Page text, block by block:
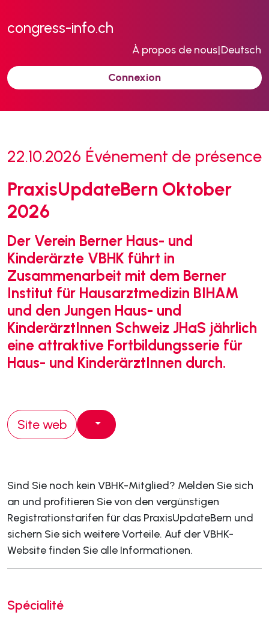
congress-info.ch
À propos de nous|Deutsch
Connexion
22.10.2026 Événement de présence
PraxisUpdateBern Oktober
2026
Der Verein Berner Haus- und
Kinderärzte VBHK führt in
Zusammenarbeit mit dem Berner
Institut für Hausarztmedizin BIHAM
und den Jungen Haus- und
KinderärztInnen Schweiz JHaS jährlich
eine attraktive Fortbildungsserie für
Haus- und KinderärztInnen durch.
Site web
Sind Sie noch kein VBHK-Mitglied? Melden Sie sich
an und profitieren Sie von den vergünstigen
Registrationstarifen für das PraxisUpdateBern und
sichern Sie sich weitere Vorteile. Auf der VBHK-
Website finden Sie alle Informationen.
Spécialité